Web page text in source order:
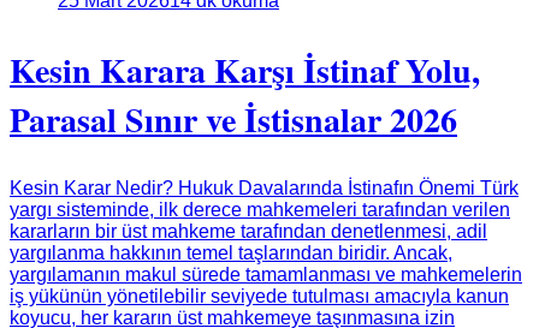
Kesin Karara Karşı İstinaf Yolu,
Parasal Sınır ve İstisnalar 2026
Kesin Karar Nedir? Hukuk Davalarında İstinafın Önemi Türk
yargı sisteminde, ilk derece mahkemeleri tarafından verilen
kararların bir üst mahkeme tarafından denetlenmesi, adil
yargılanma hakkının temel taşlarından biridir. Ancak,
yargılamanın makul sürede tamamlanması ve mahkemelerin
iş yükünün yönetilebilir seviyede tutulması amacıyla kanun
koyucu, her kararın üst mahkemeye taşınmasına izin